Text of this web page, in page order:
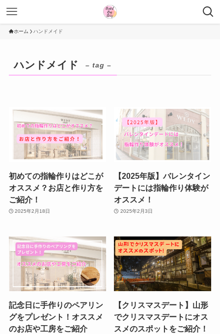
ホーム ハンドメイド
ハンドメイド – tag –
初めての指輪作りはどこが
オススメ？お店と作り方を
ご紹介！
2025年2月18日
【2025年版】バレンタイン
デートには指輪作り体験が
オススメ！
2025年2月3日
記念日に手作りのペアリン
グをプレゼント！オススメ
のお店や工房をご紹介
【クリスマスデート】山形
でクリスマスデートにオス
スメのスポットをご紹介！